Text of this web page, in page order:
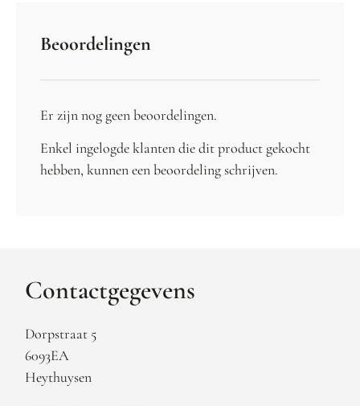
Beoordelingen
Er zijn nog geen beoordelingen.
Enkel ingelogde klanten die dit product gekocht
hebben, kunnen een beoordeling schrijven.
Contactgegevens
Dorpstraat 5
6093EA
Heythuysen